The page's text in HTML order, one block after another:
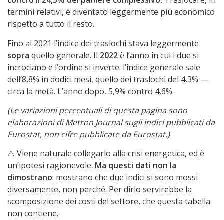
termini relativi, è diventato leggermente più economico
rispetto a tutto il resto.
Fino al 2021 l’indice dei traslochi stava leggermente
sopra quello generale. Il 2022è l’anno in cui i due si
incrociano e l’ordine si inverte: l’indice generale sale
dell’8,8% in dodici mesi, quello dei traslochi del 4,3% —
circa la metà. L’anno dopo, 5,9% contro 4,6%.
(Le variazioni percentuali di questa pagina sono
elaborazioni di Metron Journal sugli indici pubblicati da
Eurostat, non cifre pubblicate da Eurostat.)
⚠️ Viene naturale collegarlo alla crisi energetica, ed è
un’ipotesi ragionevole. Ma questi dati non la
dimostrano: mostrano che due indici si sono mossi
diversamente, non perché. Per dirlo servirebbe la
scomposizione dei costi del settore, che questa tabella
non contiene.